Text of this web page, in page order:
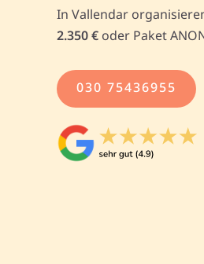
In Vallendar
2.350 € oder Paket
030 75436955